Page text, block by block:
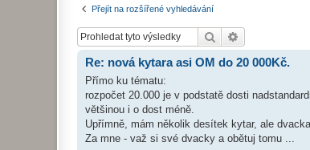
Přejít na rozšířené vyhledávání
Hledat
Re: nová kytara asi OM do 20 000Kč.
Přímo ku tématu:
rozpočet 20.000 je v podstatě dosti
většinou i o dost méně.
Upřímně, mám několik desítek kytar, ale
Za mne - važ si své dvacky a obětuj tomu ...